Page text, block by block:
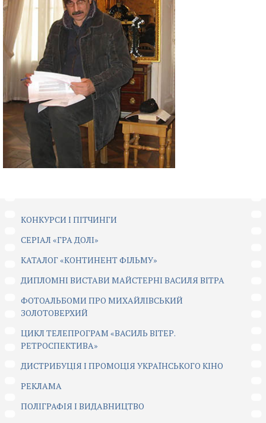
КОНКУРСИ І ПІТЧИНГИ
CЕРІАЛ «ГРА ДОЛІ»
КАТАЛОГ «КОНТИНЕНТ ФІЛЬМУ»
ДИПЛОМНІ ВИСТАВИ МАЙСТЕРНІ ВАСИЛЯ ВІТРА
ФОТОАЛЬБОМИ ПРО МИХАЙЛІВСЬКИЙ
ЗОЛОТОВЕРХИЙ
ЦИКЛ ТЕЛЕПРОГРАМ «ВАСИЛЬ ВІТЕР.
РЕТРОСПЕКТИВА»
ДИСТРИБУЦІЯ І ПРОМОЦІЯ УКРАЇНСЬКОГО КІНО
РЕКЛАМА
ПОЛІГРАФІЯ І ВИДАВНИЦТВО